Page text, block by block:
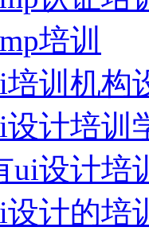
培训
训机构
计培训
ui设计培
计的培